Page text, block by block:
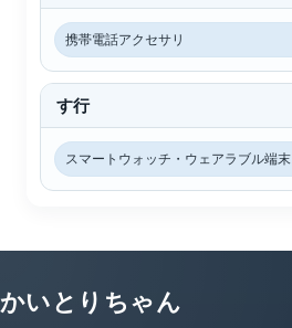
携帯電話アクセサリ
す行
スマートウォッチ・ウェアラブル端末
かいとりちゃん